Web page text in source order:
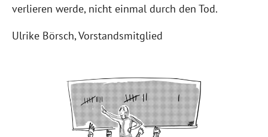
verlieren werde, nicht einmal durch den Tod.
Ulrike Börsch, Vorstandsmitglied